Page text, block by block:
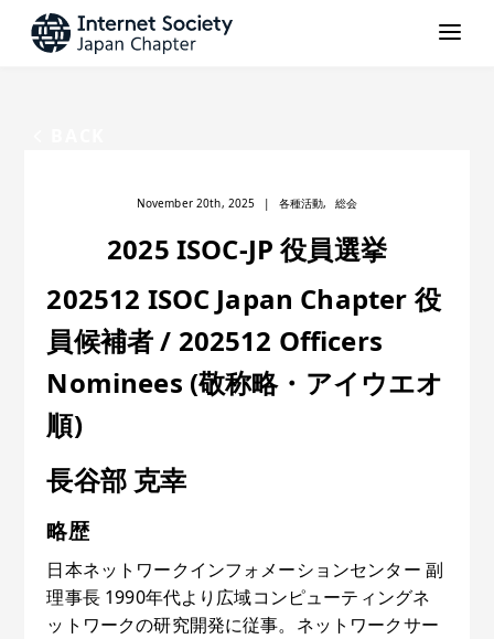
November 20th, 2025 | 各種活動, 総会
2025 ISOC-JP 役員選挙
202512 ISOC Japan Chapter 役
員候補者 / 202512 Officers
Nominees (敬称略・アイウエオ
順)
長谷部 克幸
略歴
日本ネットワークインフォメーションセンター 副
理事長 1990年代より広域コンピューティングネ
ットワークの研究開発に従事。ネットワークサー